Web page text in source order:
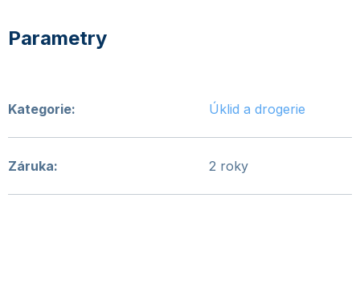
Kategorie: Úklid a drogerie
Záruka: 2 roky